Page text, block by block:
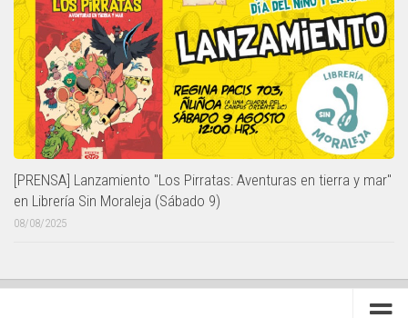
[PRENSA] Lanzamiento "Los Pirratas: Aventuras en tierra y mar"
en Librería Sin Moraleja (Sábado 9)
08/08/2025